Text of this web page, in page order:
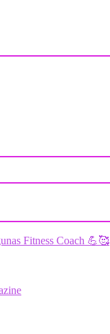
Fitness Coach 💪🥰